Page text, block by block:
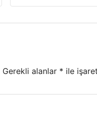
Gerekli alanlar * ile